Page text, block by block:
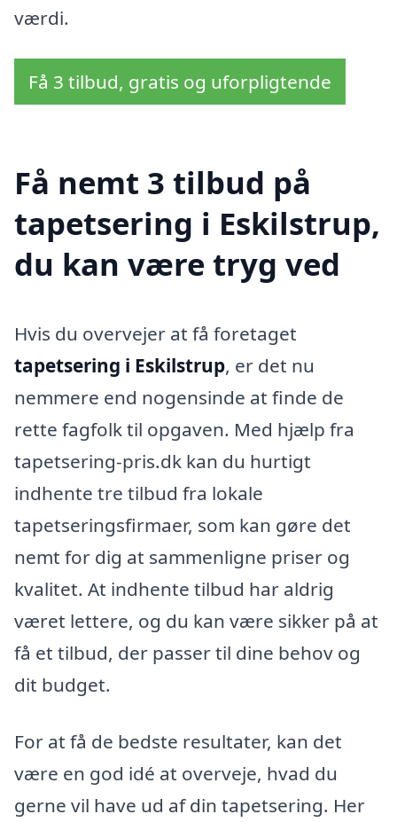
værdi.
Få 3 tilbud, gratis og uforpligtende
Få nemt 3 tilbud på
tapetsering i Eskilstrup,
du kan være tryg ved
Hvis du overvejer at få foretaget
tapetsering i Eskilstrup, er det nu
nemmere end nogensinde at finde de
rette fagfolk til opgaven. Med hjælp fra
tapetsering-pris.dk kan du hurtigt
indhente tre tilbud fra lokale
tapetseringsfirmaer, som kan gøre det
nemt for dig at sammenligne priser og
kvalitet. At indhente tilbud har aldrig
været lettere, og du kan være sikker på at
få et tilbud, der passer til dine behov og
dit budget.
For at få de bedste resultater, kan det
være en god idé at overveje, hvad du
gerne vil have ud af din tapetsering. Her